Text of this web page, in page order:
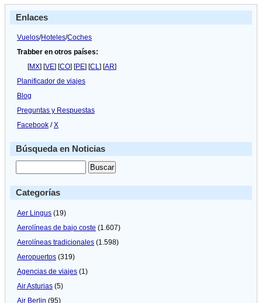
Enlaces
Vuelos/Hoteles/Coches
Trabber en otros países:
[MX] [VE] [CO] [PE] [CL] [AR]
Planificador de viajes
Blog
Preguntas y Respuestas
Facebook /X
Búsqueda en Noticias
Categorías
Aer Lingus (19)
Aerolíneas de bajo coste (1.607)
Aerolíneas tradicionales (1.598)
Aeropuertos (319)
Agencias de viajes (1)
Air Asturias (5)
Air Berlin (95)